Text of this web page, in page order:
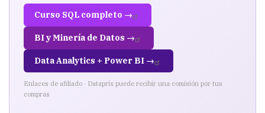
Curso SQL completo →
BI y Minería de Datos →
Data Analytics + Power BI →
Enlaces de afiliado · Dataprix puede recibir una comisión por tus
compras